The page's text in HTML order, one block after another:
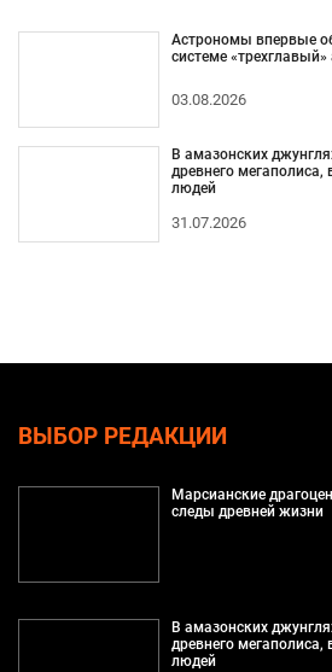
Астрономы впервые
системе «трехглавый»
03.08.2026
В амазонских
древнего
людей
31.07.2026
ВЫБОР РЕДАКЦИИ
Марсианские
следы древней жизни
В амазонских
древнего
людей